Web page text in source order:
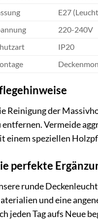
E27
220-240V
IP20
Reinigung der
entfernen. Vermeide
einem speziellen
perfekte
runde
und eine
jeden Tag aufs Neue